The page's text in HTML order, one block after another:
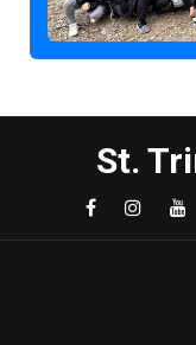
St.